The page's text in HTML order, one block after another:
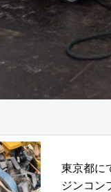
東京都に
ジンコン